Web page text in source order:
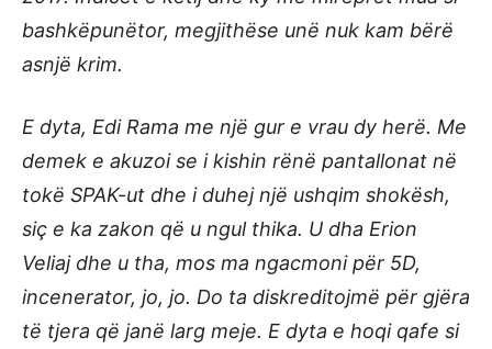
bashkëpunëtor, megjithëse unë nuk kam bërë
asnjë krim.
E dyta, Edi Rama me një gur e vrau dy herë. Me
demek e akuzoi se i kishin rënë pantallonat në
tokë SPAK-ut dhe i duhej një ushqim shokësh,
siç e ka zakon që u ngul thika. U dha Erion
Veliaj dhe u tha, mos ma ngacmoni për 5D,
incenerator, jo, jo. Do ta diskreditojmë për gjëra
të tjera që janë larg meje. E dyta e hoqi qafe si